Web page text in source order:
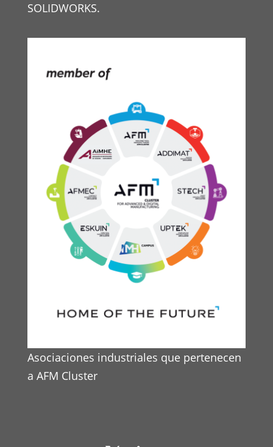
SOLIDWORKS.
Asociaciones industriales que pertenecen
a AFM Cluster